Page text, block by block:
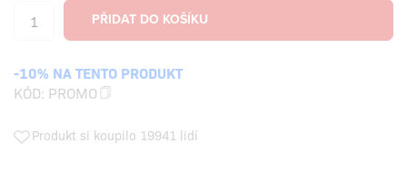
-10% NA TENTO PRODUKT
KÓD: PROMO
Produkt si koupilo 19941 lidí